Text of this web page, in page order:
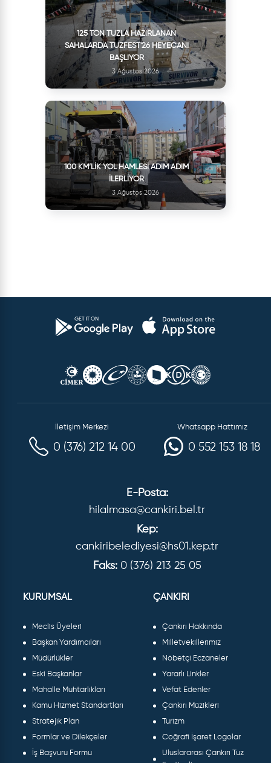
125 TON TUZLA HAZIRLANAN
SAHALARDA TUZFEST'26 HEYECANI
BAŞLIYOR
3 Ağustos 2026
100 KM’LIK YOL HAMLESI ADIM ADIM
İLERLIYOR
3 Ağustos 2026
İletişim Merkezi
0 (376) 212 14 00
Whatsapp Hattımız
0 552 153 18 18
E-Posta:
hilalmasa@cankiri.bel.tr
Kep:
cankiribelediyesi@hs01.kep.tr
Faks: 0 (376) 213 25 05
KURUMSAL
Meclis Üyeleri
Başkan Yardımcıları
Müdürlükler
Eski Başkanlar
Mahalle Muhtarlıkları
Kamu Hizmet Standartları
Stratejik Plan
Formlar ve Dilekçeler
İş Başvuru Formu
ÇANKIRI
Çankırı Hakkında
Milletvekillerimiz
Nöbetçi Eczaneler
Yararlı Linkler
Vefat Edenler
Çankırı Müzikleri
Turizm
Coğrafi İşaret Logolar
Uluslararası Çankırı Tuz